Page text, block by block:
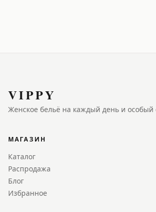
VIPPY
Женское бельё на каждый день и особый
МАГАЗИН
Каталог
Распродажа
Блог
Избранное